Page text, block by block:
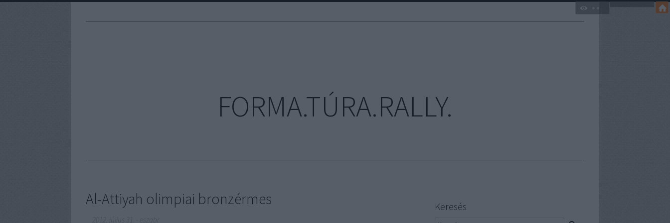
FORMA.TÚRA.RALLY.
Al-Attiyah olimpiai bronzérmes Keresés